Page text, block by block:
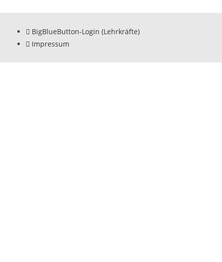
BigBlueButton-Login (Lehrkräfte)
Impressum